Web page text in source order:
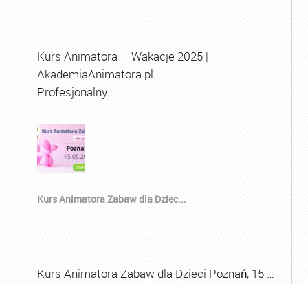
Kurs Animatora – Wakacje 2025 |
AkademiaAnimatora.pl
Profesjonalny …
Kurs Animatora Zabaw dla Dziec...
Kurs Animatora Zabaw dla Dzieci Poznań, 15 …